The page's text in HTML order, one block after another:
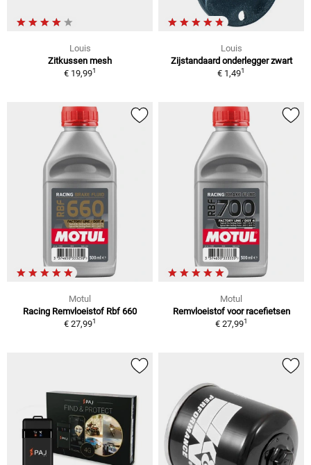
Louis
Zitkussen mesh
€ 19,991
Louis
Zijstandaard onderlegger zwart
€ 1,491
Motul
Racing Remvloeistof Rbf 660
€ 27,991
Motul
Remvloeistof voor racefietsen
€ 27,991